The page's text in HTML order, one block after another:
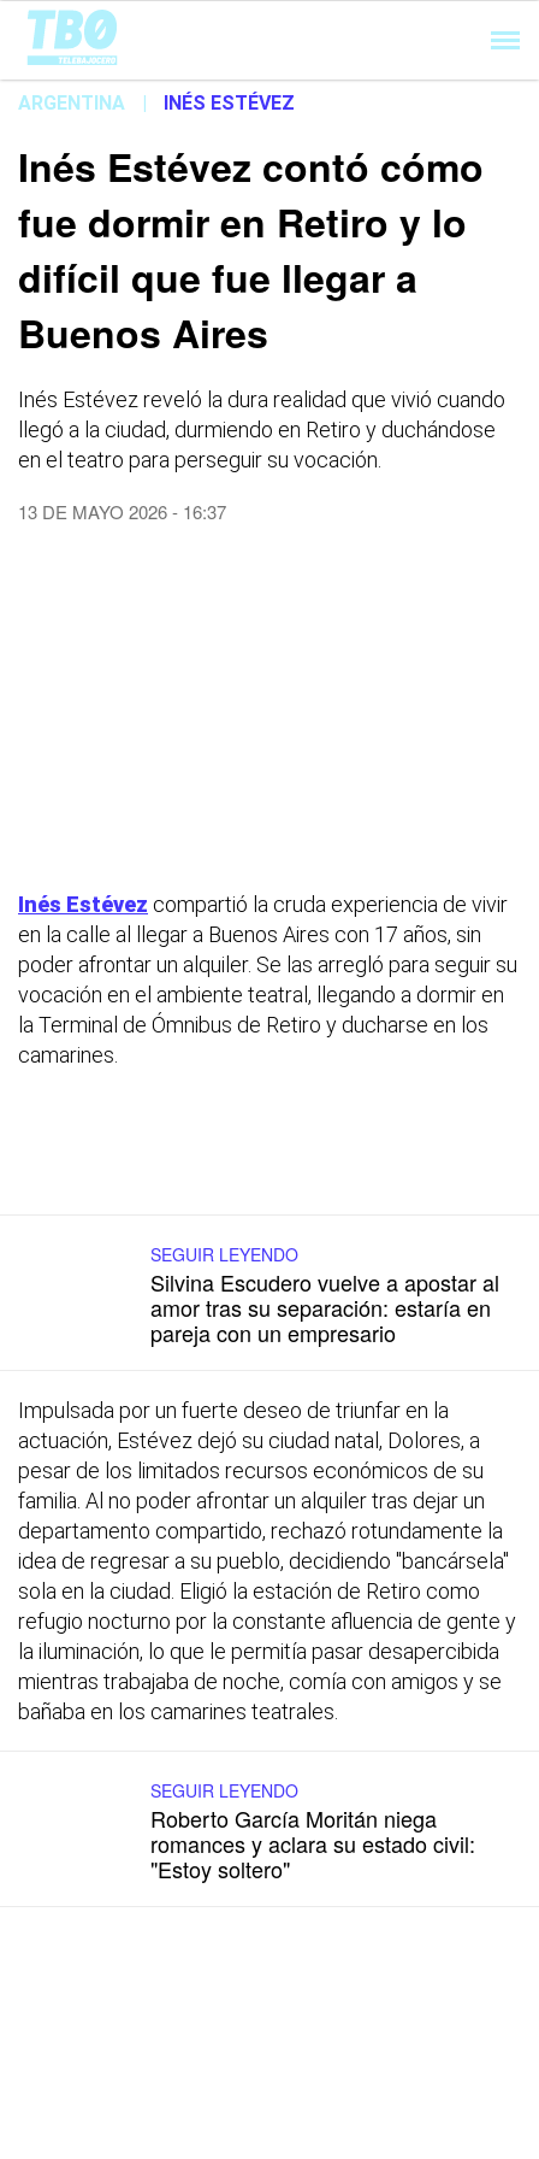
Cargando...
ARGENTINA | INÉS ESTÉVEZ
Inés Estévez contó cómo
fue dormir en Retiro y lo
difícil que fue llegar a
Buenos Aires
Inés Estévez reveló la dura realidad que vivió cuando
llegó a la ciudad, durmiendo en Retiro y duchándose
en el teatro para perseguir su vocación.
13 DE MAYO 2026 - 16:37
Inés Estévez compartió la cruda experiencia de vivir
en la calle al llegar a Buenos Aires con 17 años, sin
poder afrontar un alquiler. Se las arregló para seguir su
vocación en el ambiente teatral, llegando a dormir en
la Terminal de Ómnibus de Retiro y ducharse en los
camarines.
SEGUIR LEYENDO
Silvina Escudero vuelve a apostar al
amor tras su separación: estaría en
pareja con un empresario
Impulsada por un fuerte deseo de triunfar en la
actuación, Estévez dejó su ciudad natal, Dolores, a
pesar de los limitados recursos económicos de su
familia. Al no poder afrontar un alquiler tras dejar un
departamento compartido, rechazó rotundamente la
idea de regresar a su pueblo, decidiendo "bancársela"
sola en la ciudad. Eligió la estación de Retiro como
refugio nocturno por la constante afluencia de gente y
la iluminación, lo que le permitía pasar desapercibida
mientras trabajaba de noche, comía con amigos y se
bañaba en los camarines teatrales.
SEGUIR LEYENDO
Roberto García Moritán niega
romances y aclara su estado civil:
"Estoy soltero"